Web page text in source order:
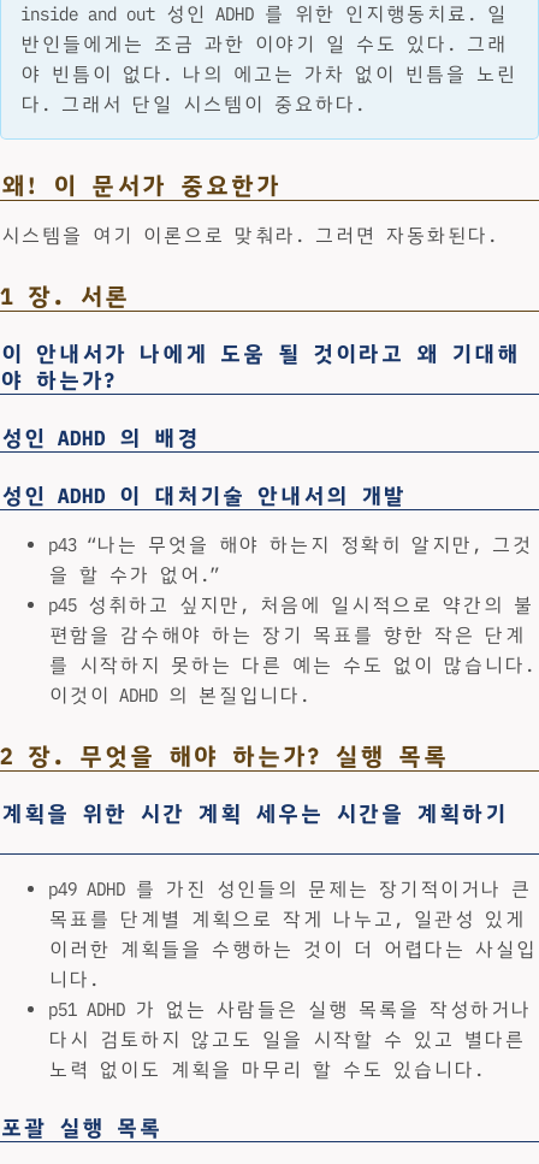
inside and out 성인 ADHD 를 위한 인지행동치료. 일
반인들에게는 조금 과한 이야기 일 수도 있다. 그래
야 빈틈이 없다. 나의 에고는 가차 없이 빈틈을 노린
다. 그래서 단일 시스템이 중요하다.
왜! 이 문서가 중요한가
시스템을 여기 이론으로 맞춰라. 그러면 자동화된다.
1 장. 서론
이 안내서가 나에게 도움 될 것이라고 왜 기대해
야 하는가?
성인 ADHD 의 배경
성인 ADHD 이 대처기술 안내서의 개발
p43 “나는 무엇을 해야 하는지 정확히 알지만, 그것
을 할 수가 없어.”
p45 성취하고 싶지만, 처음에 일시적으로 약간의 불
편함을 감수해야 하는 장기 목표를 향한 작은 단계
를 시작하지 못하는 다른 예는 수도 없이 많습니다.
이것이 ADHD 의 본질입니다.
2 장. 무엇을 해야 하는가? 실행 목록
계획을 위한 시간 계획 세우는 시간을 계획하기
p49 ADHD 를 가진 성인들의 문제는 장기적이거나 큰
목표를 단계별 계획으로 작게 나누고, 일관성 있게
이러한 계획들을 수행하는 것이 더 어렵다는 사실입
니다.
p51 ADHD 가 없는 사람들은 실행 목록을 작성하거나
다시 검토하지 않고도 일을 시작할 수 있고 별다른
노력 없이도 계획을 마무리 할 수도 있습니다.
포괄 실행 목록